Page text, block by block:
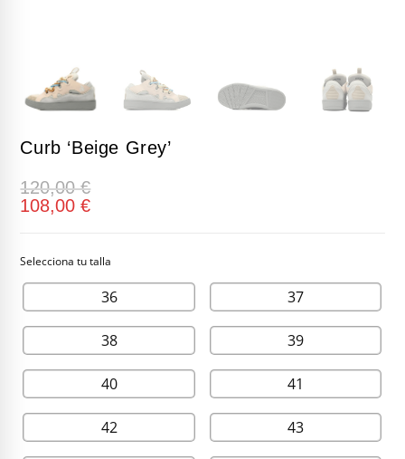
Curb ‘Beige Grey’
120,00€
108,00€
36 37
38 39
40 41
42 43